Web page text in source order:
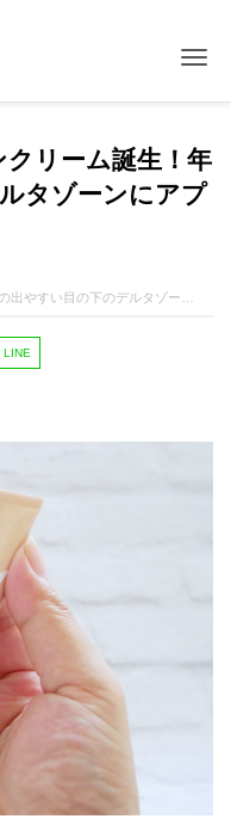
リーム誕生！年
タゾーンにアプ
目の下のデルタゾーンにアプローチ
LINE